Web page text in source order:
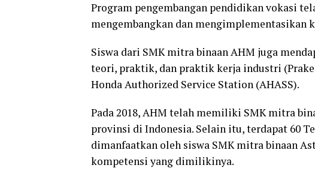
Program pengembangan pendidikan vokasi
mengembangkan dan mengimplementasikan
Siswa dari SMK mitra binaan AHM juga
teori, praktik, dan praktik kerja industri
Honda Authorized Service Station (AHASS).
Pada 2018, AHM telah memiliki SMK mitra
provinsi di Indonesia. Selain itu, terdapat 60
dimanfaatkan oleh siswa SMK mitra binaan
kompetensi yang dimilikinya.